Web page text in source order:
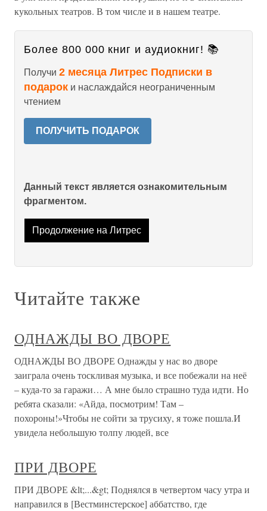
кукольных театров. В том числе и в нашем театре.
Более 800 000 книг и аудиокниг! 📚
Получи 2 месяца Литрес Подписки в
подарок и наслаждайся неограниченным
чтением
ПОЛУЧИТЬ ПОДАРОК
Данный текст является ознакомительным
фрагментом.
Продолжение на Литрес
Читайте также
ОДНАЖДЫ ВО ДВОРЕ
ОДНАЖДЫ ВО ДВОРЕ Однажды у нас во дворе
заиграла очень тоскливая музыка, и все побежали на неё
– куда-то за гаражи… А мне было страшно туда идти. Но
ребята сказали: «Айда, посмотрим! Там –
похороны!»Чтобы не сойти за трусиху, я тоже пошла.И
увидела небольшую толпу людей, все
ПРИ ДВОРЕ
ПРИ ДВОРЕ &lt;...&gt; Поднялся в четвертом часу утра и
направился в [Вестминстерское] аббатство, где